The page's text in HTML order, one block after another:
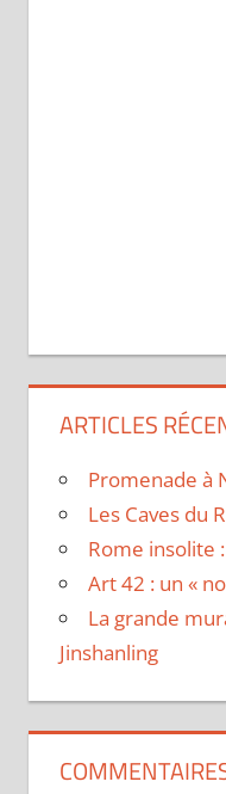
ARTICLES
Promenade à
Les Caves du
Rome insolite
Art 42 : un «
La grande
Jinshanling